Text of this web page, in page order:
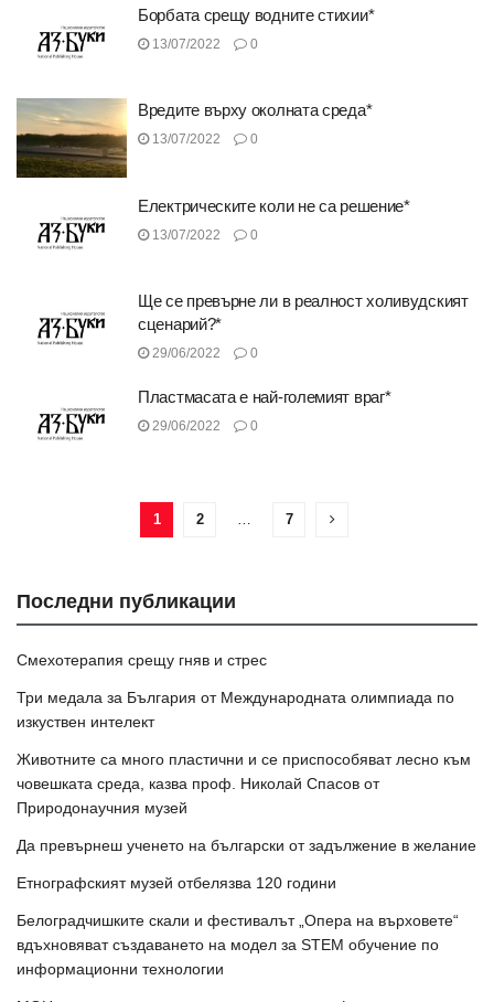
Борбата срещу водните стихии*
13/07/2022 0
Вредите върху околната среда*
13/07/2022 0
Електрическите коли не са решение*
13/07/2022 0
Ще се превърне ли в реалност холивудският
сценарий?*
29/06/2022 0
Пластмасата е най-големият враг*
29/06/2022 0
1 2 … 7
Последни публикации
Смехотерапия срещу гняв и стрес
Три медала за България от Международната олимпиада по
изкуствен интелект
Животните са много пластични и се приспособяват лесно към
човешката среда, казва проф. Николай Спасов от
Природонаучния музей
Да превърнеш ученето на български от задължение в желание
Етнографският музей отбелязва 120 години
Белоградчишките скали и фестивалът „Опера на върховете“
вдъхновяват създаването на модел за STEM обучение по
информационни технологии